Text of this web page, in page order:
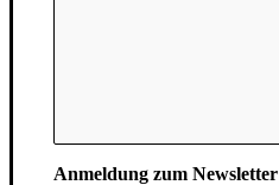
Anmeldung zum Newsletter